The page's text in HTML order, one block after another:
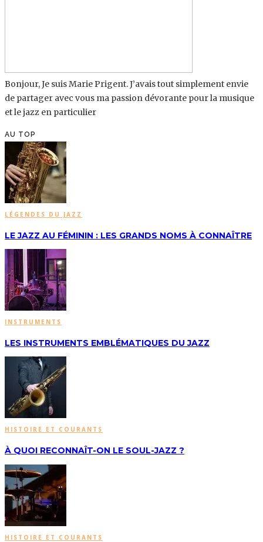
Bonjour, Je suis Marie Prigent. J’avais tout simplement envie
de partager avec vous ma passion dévorante pour la musique
et le jazz en particulier
AU TOP
LÉGENDES DU JAZZ
LE JAZZ AU FÉMININ : LES GRANDS NOMS À CONNAÎTRE
INSTRUMENTS
LES INSTRUMENTS EMBLÉMATIQUES DU JAZZ
HISTOIRE ET COURANTS
À QUOI RECONNAÎT-ON LE SOUL-JAZZ ?
HISTOIRE ET COURANTS